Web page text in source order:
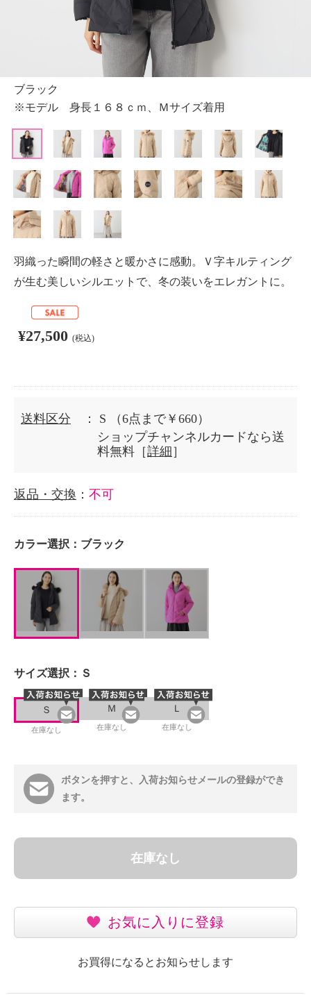
ブラック
※モデル 身長１６８ｃｍ、Ｍサイズ着用
羽織った瞬間の軽さと暖かさに感動。Ｖ字キルティング
が生む美しいシルエットで、冬の装いをエレガントに。
¥27,500 (税込)
送料区分 ： S
（6点まで￥660）
ショップチャンネルカードなら送
料無料［詳細 ］
返品・交換 ： 不可
カラー選択： ブラック
サイズ選択： Ｓ
Ｓ
在庫なし
Ｍ
在庫なし
Ｌ
在庫なし
ボタンを押すと、入荷お知らせメールの登録ができ
ます。
在庫なし
お気に入りに登録
お買得になるとお知らせします